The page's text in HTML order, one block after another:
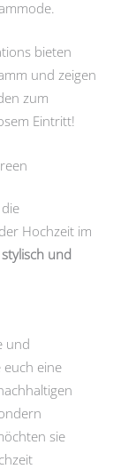
bieten
und zeigen
zum
Eintritt!
Hochzeit im
und
und
euch eine
sie